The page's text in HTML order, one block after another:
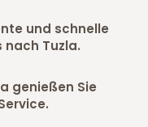
und schnelle
nach Tuzla.
genießen Sie